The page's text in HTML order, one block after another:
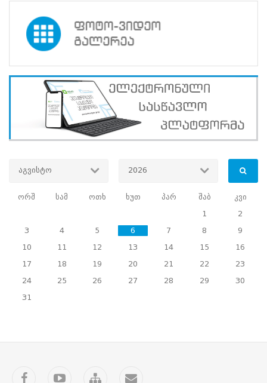
აგვისტო 2026
ორშ სამ ოთხ ხუთ პარ შაბ
კვი
1
2
3
4 5 6 7 8
9
10
11 12 13 14 15
16
17
18 19 20 21 22
23
24
25 26 27 28 29
30
31
Facebook
YouTube
საიტის
კონტაქტი